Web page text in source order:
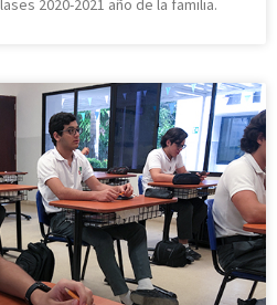
2020-2021 año de la familia.